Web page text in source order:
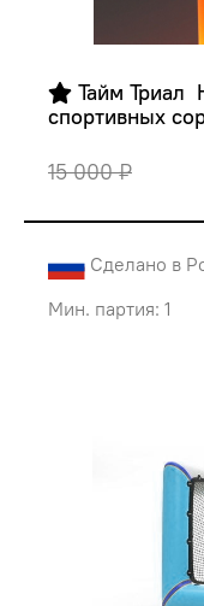
Тайм Триал
спортивных
15 000 ₽
Сделано в
Мин. партия: 1